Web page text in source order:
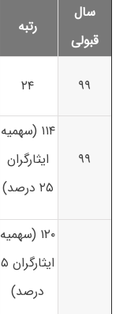
سال
قبولی
رتبه
۹۹ ۲۴
۹۹
۱۱۴ (سهمیه
ایثارگران
۲۵ درصد)
۱۲۰ (سهمیه
ایثارگران ۵
درصد)